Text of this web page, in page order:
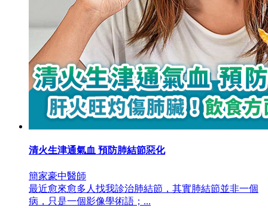
清火生津通氣血 預防肺結節惡化
簡家豪中醫師
最近愈來愈多人找我診治肺結節，其實肺結節並非一個
病，只是一個影像學術語；...